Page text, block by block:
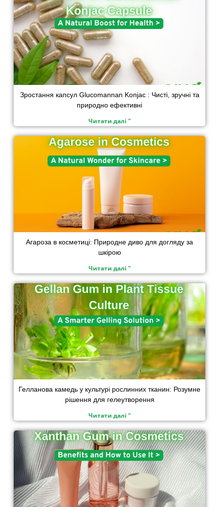
Зростання капсул Glucomannan Konjac : Чисті, зручні та
природно ефективні
Читати далі "
Агароза в косметиці: Природне диво для догляду за
шкірою
Читати далі "
Гелланова камедь у культурі рослинних тканин: Розумне
рішення для гелеутворення
Читати далі "